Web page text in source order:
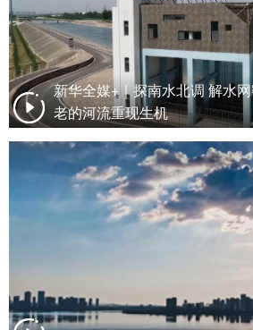
新华全媒+｜探南水北调 解水
老的河流重现生机